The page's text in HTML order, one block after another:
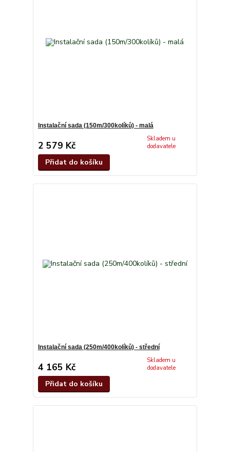
Instalační sada (150m/300kolíků) - malá
2 579 Kč
Skladem u
dodavatele
Přidat do košíku
Instalační sada (250m/400kolíků) - střední
4 165 Kč
Skladem u
dodavatele
Přidat do košíku